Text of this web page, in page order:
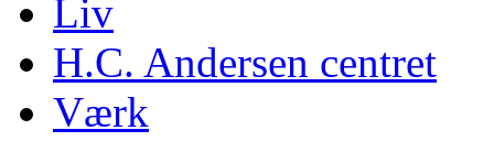
Liv
H.C. Andersen centret
Værk